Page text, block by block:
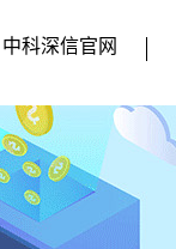
中科深信官网